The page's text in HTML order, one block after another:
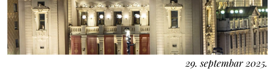
29. septembar 2025.